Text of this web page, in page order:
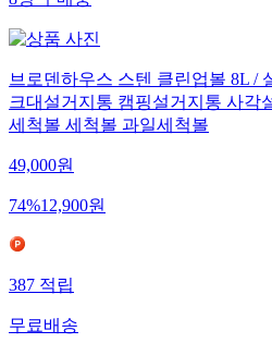
브로덴하우스 스텐 클린업볼 8L /
크대설거지통 캠핑설거지통 사각
세척볼 세척볼 과일세척볼
49,000원
74%12,900원
387 적립
무료배송